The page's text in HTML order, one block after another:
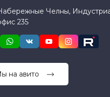
Челны,
235
на авито